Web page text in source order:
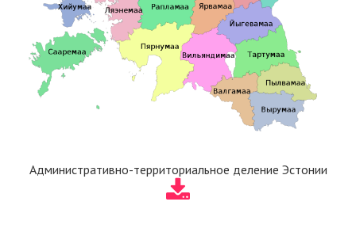
Административно-территориальное деление Эстонии